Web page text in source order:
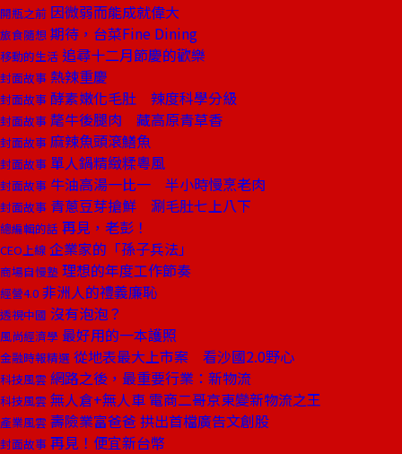
開瓶之前 因微弱而能成就偉大
旅食隨想 期待，台菜Fine Dining
移動的生活 追尋十二月節慶的歡樂
封面故事 熱辣重慶
封面故事 酵素嫩化毛肚 辣度科學分級
封面故事 氂牛後腿肉 藏高原青草香
封面故事 麻辣魚頭滾鱔魚
封面故事 單人鍋精緻糅粵風
封面故事 牛油高湯一比一 半小時慢烹老肉
封面故事 青蔥豆芽搶鮮 涮毛肚七上八下
總編輯的話 再見，老彭！
CEO上線 企業家的「孫子兵法」
商場自慢塾 理想的年度工作節奏
經營4.0 非洲人的禮義廉恥
透視中國 沒有泡泡？
風尚經濟學 最好用的一本護照
金融時報精選 從地表最大上市案 看沙國2.0野心
科技風雲 網路之後，最重要行業：新物流
科技風雲 無人倉+無人車 電商二哥京東變新物流之王
產業風雲 壽險業富爸爸 拱出首檔廣告文創股
封面故事 再見！便宜新台幣